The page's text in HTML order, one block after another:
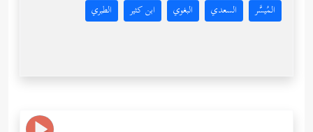
المُيسَّر السعدي البغوي ابن كثير الطبري